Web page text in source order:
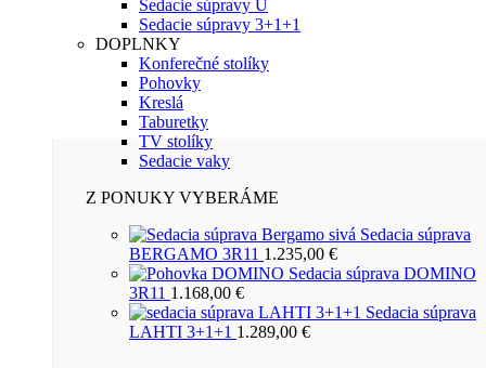
Sedacie súpravy U
Sedacie súpravy 3+1+1
DOPLNKY
Konferečné stolíky
Pohovky
Kreslá
Taburetky
TV stolíky
Sedacie vaky
Z PONUKY VYBERÁME
Sedacia súprava
BERGAMO 3R11 1.235,00 €
Sedacia súprava DOMINO
3R11 1.168,00 €
Sedacia súprava
LAHTI 3+1+1 1.289,00 €